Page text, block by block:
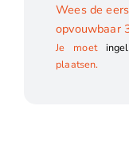
Wees de
opvouwbaar
Je moet
plaatsen.